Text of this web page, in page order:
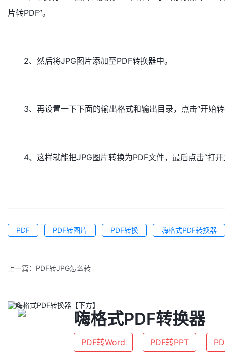
片转PDF”。
2、然后将JPG图片添加至PDF转换器中。
3、再设置一下下面的输出格式和输出目录，点击“开始
4、这样就能把JPG图片转换为PDF文件，最后点击“打
PDF PDF转图片 PDF转换 嗨格式PDF转换器
上一篇： PDF转JPG怎么转
嗨格式PDF转换器
PDF转Word PDF转PPT